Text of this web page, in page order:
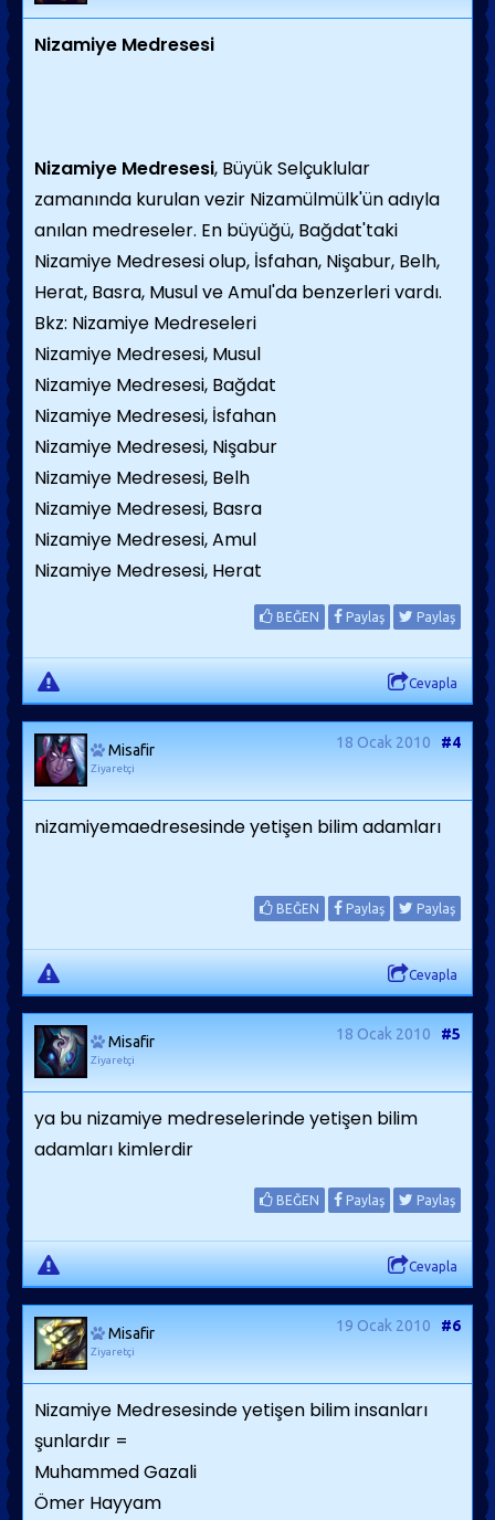
Nizamiye Medresesi
Nizamiye Medresesi, Büyük Selçuklular
zamanında kurulan vezir Nizamülmülk'ün adıyla
anılan medreseler. En büyüğü, Bağdat'taki
Nizamiye Medresesi olup, İsfahan, Nişabur, Belh,
Herat, Basra, Musul ve Amul'da benzerleri vardı.
Bkz: Nizamiye Medreseleri
Nizamiye Medresesi, Musul
Nizamiye Medresesi, Bağdat
Nizamiye Medresesi, İsfahan
Nizamiye Medresesi, Nişabur
Nizamiye Medresesi, Belh
Nizamiye Medresesi, Basra
Nizamiye Medresesi, Amul
Nizamiye Medresesi, Herat
BEĞEN Paylaş Paylaş
Cevapla
Misafir
Ziyaretçi
18 Ocak 2010 #4
nizamiyemaedresesinde yetişen bilim adamları
BEĞEN Paylaş Paylaş
Cevapla
Misafir
Ziyaretçi
18 Ocak 2010 #5
ya bu nizamiye medreselerinde yetişen bilim
adamları kimlerdir
BEĞEN Paylaş Paylaş
Cevapla
Misafir
Ziyaretçi
19 Ocak 2010 #6
Nizamiye Medresesinde yetişen bilim insanları
şunlardır =
Muhammed Gazali
Ömer Hayyam